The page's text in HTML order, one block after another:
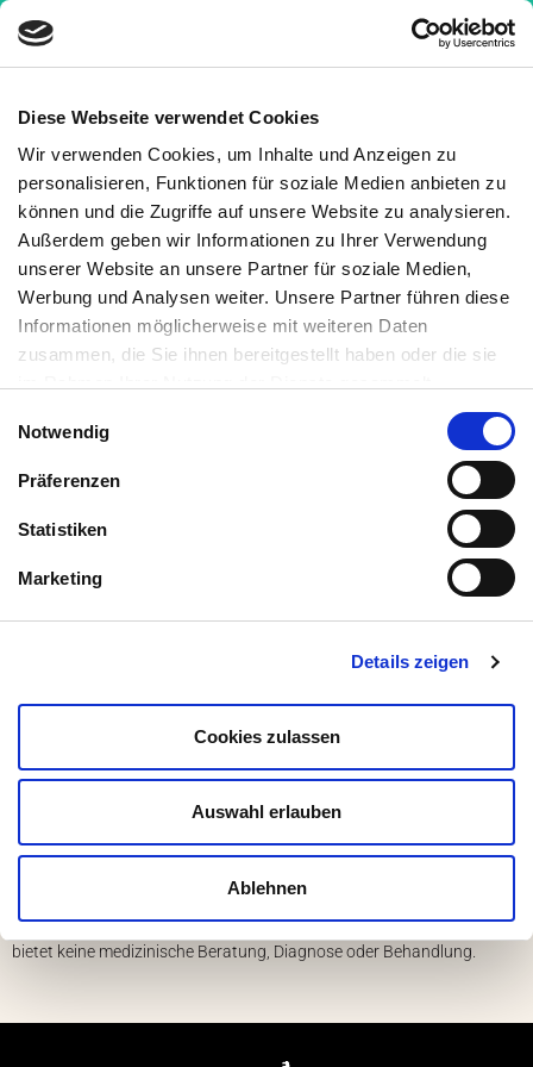
Diese Webseite verwendet Cookies
Wir verwenden Cookies, um Inhalte und Anzeigen zu
personalisieren, Funktionen für soziale Medien anbieten zu
können und die Zugriffe auf unsere Website zu analysieren.
Außerdem geben wir Informationen zu Ihrer Verwendung
unserer Website an unsere Partner für soziale Medien,
Werbung und Analysen weiter. Unsere Partner führen diese
Informationen möglicherweise mit weiteren Daten
zusammen, die Sie ihnen bereitgestellt haben oder die sie
haben. Sie können jederzeit die Cookie-Einstellungen
widerrufen oder ändern:
. Es befindet
sich auch ein Link in der Fußzeile zu den Einstellungen der
Cookies um diese jederzeit widerrufen oder ändern zu
können.
Notwendig
Präferenzen
Statistiken
Marketing
Details zeigen
Cookies zulassen
Auswahl erlauben
Ablehnen
Klassische Fresszelle aus der myeliden Reihe des
angeborenen Immunsystems. Makrophagen
erkennen und beseitigen infizierte Zellen, tote Zellen,
stark beschädigte Zellen,Bakterienund Viren. Sie
bedienen sich dabei überwiegend derPhagozytose
um ihre Opfer zu beseitigen (daher der Name
Makrophage).
Medumio
Sicherheitshinweise Team
Wissenschaftlicher Beirat Jobs
© 2025 Medumio. Alle Rechte vorbehalten. Unsere Website-Dienste, -
Inhalte und -Produkte dienen nur zu Informationszwecken. Medumio
bietet keine medizinische Beratung, Diagnose oder Behandlung.